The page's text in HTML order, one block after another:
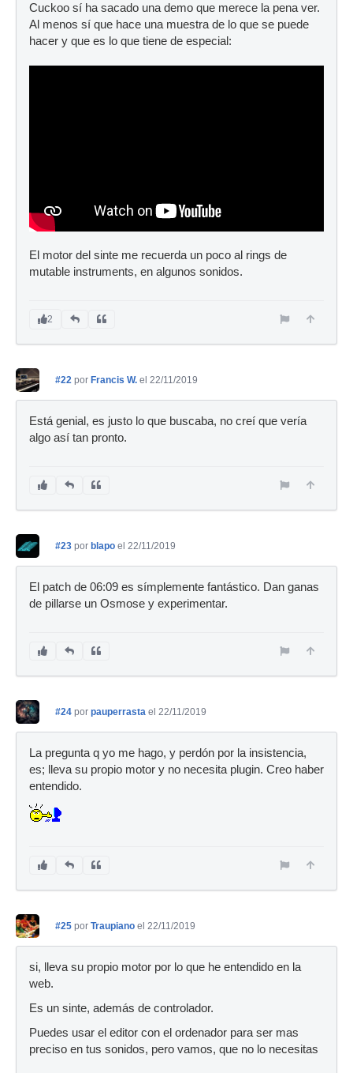
Cuckoo sí ha sacado una demo que merece la pena ver.
Al menos sí que hace una muestra de lo que se puede
hacer y que es lo que tiene de especial:
El motor del sinte me recuerda un poco al rings de
mutable instruments, en algunos sonidos.
2
#22 por Francis W. el 22/11/2019
Está genial, es justo lo que buscaba, no creí que vería
algo así tan pronto.
#23 por blapo el 22/11/2019
El patch de 06:09 es símplemente fantástico. Dan ganas
de pillarse un Osmose y experimentar.
#24 por pauperrasta el 22/11/2019
La pregunta q yo me hago, y perdón por la insistencia,
es; lleva su propio motor y no necesita plugin. Creo haber
entendido.
#25 por Traupiano el 22/11/2019
si, lleva su propio motor por lo que he entendido en la
web.
Es un sinte, además de controlador.
Puedes usar el editor con el ordenador para ser mas
preciso en tus sonidos, pero vamos, que no lo necesitas